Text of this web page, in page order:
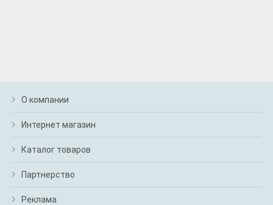
О компании
Интернет магазин
Каталог товаров
Партнерство
Реклама